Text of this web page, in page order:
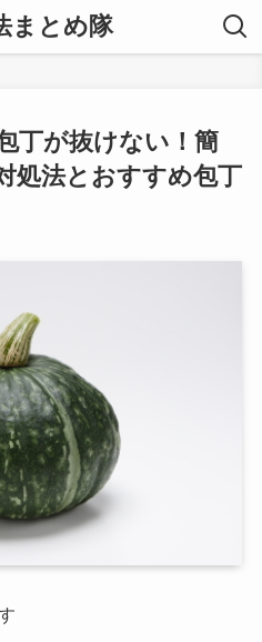
まとめ隊
丁が抜けない！簡
処法とおすすめ包丁